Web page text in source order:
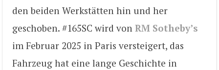
den beiden Werkstätten hin und her
geschoben. #165SC wird von RM Sotheby’s
im Februar 2025 in Paris versteigert, das
Fahrzeug hat eine lange Geschichte in